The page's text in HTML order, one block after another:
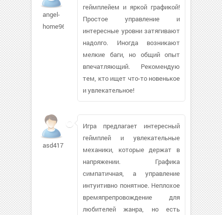
angel-
home961
геймплейем и яркой графикой!
Простое управление и
интересные уровни затягивают
надолго. Иногда возникают
мелкие баги, но общий опыт
впечатляющий. Рекомендую
тем, кто ищет что-то новенькое
и увлекательное!
asd417
Игра предлагает интересный
геймплей и увлекательные
механики, которые держат в
напряжении. Графика
симпатичная, а управление
интуитивно понятное. Неплохое
времяпрепровождение для
любителей жанра, но есть